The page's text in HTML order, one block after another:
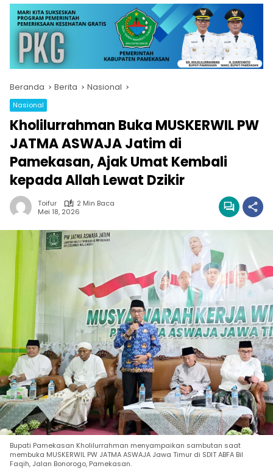
Beranda Berita Nasional
Nasional
Kholilurrahman Buka MUSKERWIL PW
JATMA ASWAJA Jatim di
Pamekasan, Ajak Umat Kembali
kepada Allah Lewat Dzikir
Toifur
2 Min Baca
Mei 18, 2026
Bupati Pamekasan Kholilurrahman menyampaikan sambutan saat
membuka MUSKERWIL PW JATMA ASWAJA Jawa Timur di SDIT ABFA Bil
Faqih, Jalan Bonorogo, Pamekasan.